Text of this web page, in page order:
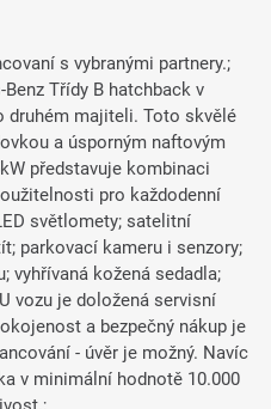
s vybranými partnery.;
Třídy B hatchback v
druhém majiteli. Toto skvělé
a úsporným naftovým
představuje kombinaci
pro každodenní
světlomety; satelitní
parkovací kameru i senzory;
vyhřívaná kožená sedadla;
vozu je doložená servisní
a bezpečný nákup je
- úvěr je možný. Navíc
v minimální hodnotě 10.000